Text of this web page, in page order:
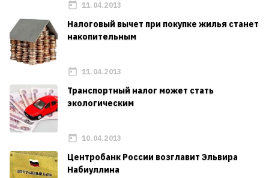
11.04.2013
Налоговый вычет при покупке жилья станет
накопительным
11.04.2013
Транспортный налог может стать
экологическим
10.04.2013
Центробанк России возглавит Эльвира
Набиуллина